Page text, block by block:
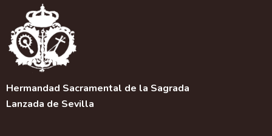
a
c
i
ó
n
d
e
Hermandad Sacramental de la Sagrada
Lanzada de Sevilla